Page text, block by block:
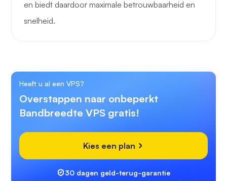
en biedt daardoor maximale betrouwbaarheid en
snelheid.
Heeft u al een VPS?
Overstappen naar onbeperkt
Bandbreedte VPS gratis!
Kies een plan
30 dagen geld-terug-garantie